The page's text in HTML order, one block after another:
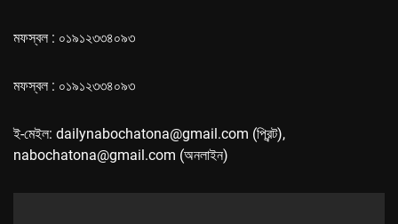
মফস্বল : ০১৯১২৩৩৪০৯৩
মফস্বল : ০১৯১২৩৩৪০৯৩
ই-মেইল: dailynabochatona@gmail.com (প্রিন্ট),
nabochatona@gmail.com (অনলাইন)